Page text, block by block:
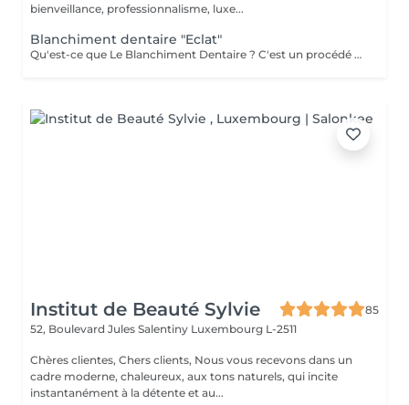
bienveillance, professionnalisme, luxe...
Blanchiment dentaire "Eclat"
Qu'est-ce que Le Blanchiment Dentaire ? C'est un procédé qui utilise un gel blanchissant activé par une lumière avec une fréquence spécifique. Celui-ci agit sur l'émail et la dentine des dents sans affecter la structure de la dent. Le blanchiment dentaire est sûr, efficace et rapide. Pourquoi vos dents se colorent-elles ? Pour de nombreuses raisons. Les plus communes sont l'âge, la consommation de produits qui colorent les dents comme le café, le thé, les sodas, le tabac, etc. ou à cause d'un traumatisme. Pendant la période de croissance des dents, une prise régulière de tétracycline et d'autres antibiotiques peuvent également être à la base de ces décolorations. Est-ce sans danger ? La sécurité et l'efficacité du produit sont bien établies. Le produit est utilisé en toute sécurité depuis plusieurs années pour le traitement des gencives et des tissus mous. On évite l'utilisation chez les femmes enceintes ou qui allaitent. L'usage du tabac est contre-indiqué pendant le traitement de blanchiment. Certains patients éprouvent une augmentation temporaire de la sensibilité au froid pendant le traitement. Ces symptômes disparaissent entre 1 à 3 jours après la fin du traitement. Un blanchiment dentaire est-il efficace ? Oui. Le blanchiment dentaire permet d'enlever la plupart des tâches et des colorations causées par les aliments, le tabac, un traitement de canal ou le vieillissement naturel des dents. Une étude a démontré que l'utilisation de la lampe augmente l'efficacité du gel
Institut de Beauté Sylvie
85
52, Boulevard Jules Salentiny Luxembourg L-2511
Chères clientes, Chers clients, Nous vous recevons dans un
cadre moderne, chaleureux, aux tons naturels, qui incite
instantanément à la détente et au...